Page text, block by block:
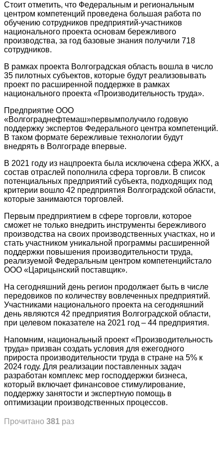
Стоит отметить, что Федеральным и региональным
центром компетенций проведена большая работа по
обучению сотрудников предприятий-участников
национального проекта основам бережливого
производства, за год базовые знания получили 718
сотрудников.
В рамках проекта Волгоградская область вошла в число
35 пилотных субъектов, которые будут реализовывать
проект по расширенной поддержке в рамках
национального проекта «Производительность труда».
Предприятие ООО
«Волгограднефтемаш»первымполучило годовую
поддержку экспертов Федерального центра компетенций.
В таком формате бережливые технологии будут
внедрять в Волгограде впервые.
В 2021 году из нацпроекта была исключена сфера ЖКХ, а
состав отраслей пополнила сфера торговли. В список
потенциальных предприятий субъекта, подходящих под
критерии вошло 42 предприятия Волгоградской области,
которые занимаются торговлей.
Первым предприятием в сфере торговли, которое
сможет не только внедрить инструменты бережливого
производства на своих производственных участках, но и
стать участником уникальной программы расширенной
поддержки повышения производительности труда,
реализуемой Федеральным центром компетенцийстало
ООО «Царицынский поставщик».
На сегодняшний день регион продолжает быть в числе
передовиков по количеству вовлеченных предприятий.
Участниками национального проекта на сегодняшний
день являются 42 предприятия Волгоградской области,
при целевом показателе на 2021 год – 44 предприятия.
Напомним, национальный проект «Производительность
труда» призван создать условия для ежегодного
прироста производительности труда в стране на 5% к
2024 году. Для реализации поставленных задач
разработан комплекс мер господдержки бизнеса,
который включает финансовое стимулирование,
поддержку занятости и экспертную помощь в
оптимизации производственных процессов.
Прочитано 381 раз